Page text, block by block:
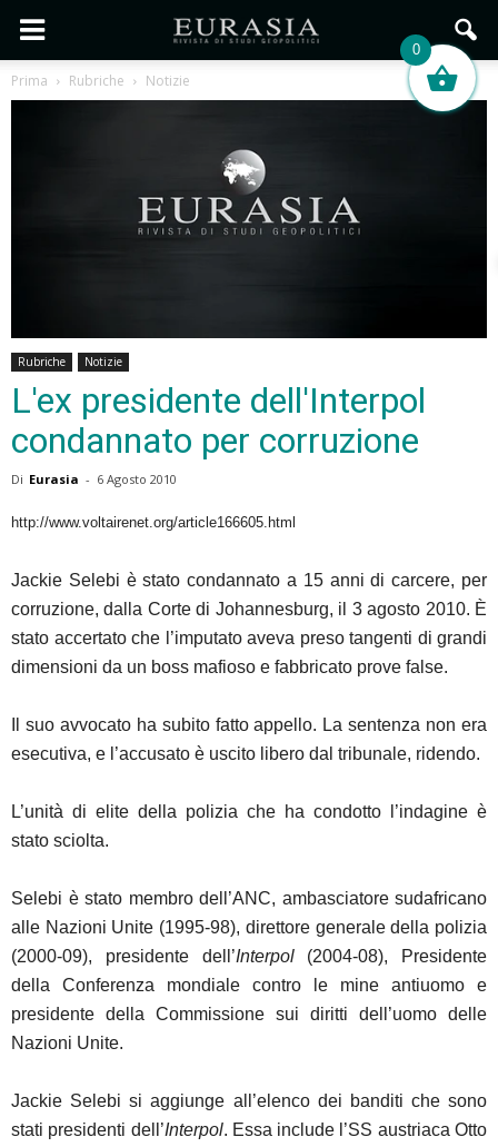
Prima Rubriche Notizie
Rubriche Notizie
L'ex presidente dell'Interpol
condannato per corruzione
Di Eurasia - 6 Agosto 2010
http://www.voltairenet.org/article166605.html
Jackie Selebi è stato condannato a 15 anni di carcere, per
corruzione, dalla Corte di Johannesburg, il 3 agosto 2010. È
stato accertato che l’imputato aveva preso tangenti di grandi
dimensioni da un boss mafioso e fabbricato prove false.
Il suo avvocato ha subito fatto appello. La sentenza non era
esecutiva, e l’accusato è uscito libero dal tribunale, ridendo.
L’unità di elite della polizia che ha condotto l’indagine è
stato sciolta.
Selebi è stato membro dell’ANC, ambasciatore sudafricano
alle Nazioni Unite (1995-98), direttore generale della polizia
(2000-09), presidente dell’Interpol(2004-08), Presidente
della Conferenza mondiale contro le mine antiuomo e
presidente della Commissione sui diritti dell’uomo delle
Nazioni Unite.
Jackie Selebi si aggiunge all’elenco dei banditi che sono
stati presidenti dell’Interpol. Essa include l’SS austriaca Otto
0